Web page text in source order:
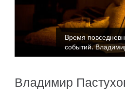
Время
событий.
Владимир